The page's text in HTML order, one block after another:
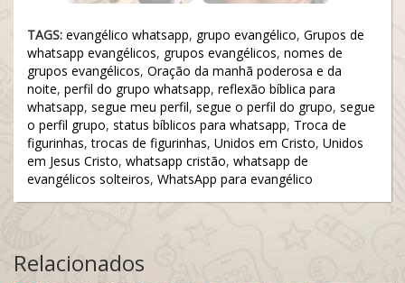
TAGS: evangélico whatsapp, grupo evangélico, Grupos de
whatsapp evangélicos, grupos evangélicos, nomes de
grupos evangélicos, Oração da manhã poderosa e da
noite, perfil do grupo whatsapp, reflexão bíblica para
whatsapp, segue meu perfil, segue o perfil do grupo, segue
o perfil grupo, status bíblicos para whatsapp, Troca de
figurinhas,trocas de figurinhas, Unidos em Cristo, Unidos
em Jesus Cristo, whatsapp cristão, whatsapp de
evangélicos solteiros, WhatsApp para evangélico
Relacionados